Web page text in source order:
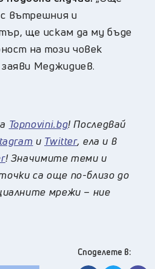
вътрешния и
ще искам да му бъде
на този човек
Меджидиев.
Topnovini.bg! Последвай
и Twitter, ела и в
! Значимите теми и
са още по-близо до
мрежи – ние
Споделете в: